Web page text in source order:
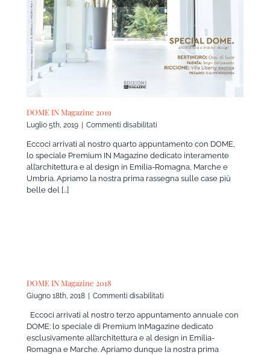
DOME IN Magazine 2019
Luglio 5th, 2019 Commenti disabilitatisu
IN
Magazine
2019
Eccoci arrivati al nostro quarto appuntamento con DOME,
lo speciale Premium IN Magazine dedicato interamente
all’architettura e al design in Emilia-Romagna, Marche e
Umbria. Apriamo la nostra prima rassegna sulle case più
belle del [...]
DOME IN Magazine 2018
Giugno 18th, 2018 Commenti disabilitatisu
IN
Magazine
2018
Eccoci arrivati al nostro terzo appuntamento annuale con
DOME: lo speciale di Premium InMagazine dedicato
esclusivamente all’architettura e al design in Emilia-
Romagna e Marche. Apriamo dunque la nostra prima